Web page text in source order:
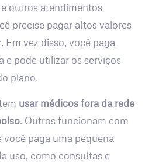
outros atendimentos
precise pagar altos valores
Em vez disso, você paga
e pode utilizar os serviços
plano.
usar médicos fora da rede
. Outros funcionam com
você paga uma pequena
uso, como consultas e